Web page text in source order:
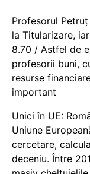
Profesorul
la Titularizare,
8.70 / Astfel de
profesorii buni,
resurse
important
Unici în UE:
Uniune
cercetare,
deceniu. Între